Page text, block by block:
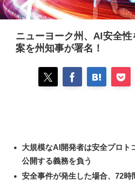
ニューヨーク州、AI安全
案を州知事が署名！
大規模なAI開発者は安全プロト
公開する義務を負う
安全事件が発生した場合、72時